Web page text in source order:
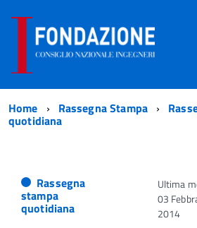
Home Rassegna Stampa
quotidiana
Rassegna
stampa
quotidiana
Ultima
03
2014